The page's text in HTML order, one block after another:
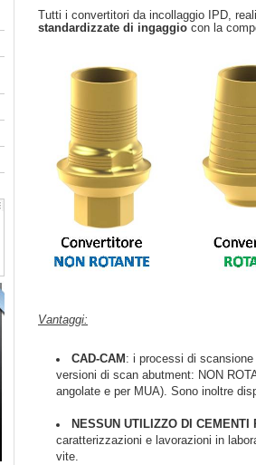
Tutti i convertitori da incollaggio IPD,
standardizzate di ingaggio con la
Vantaggi:
CAD-CAM : i processi di
versioni di scan abutment: NON
angolate e per MUA). Sono inoltre
NESSUN UTILIZZO DI CEMENTI
caratterizzazioni e lavorazioni in
vite.